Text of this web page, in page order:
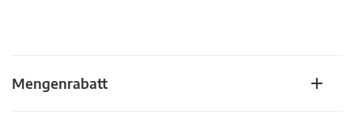
Mengenrabatt